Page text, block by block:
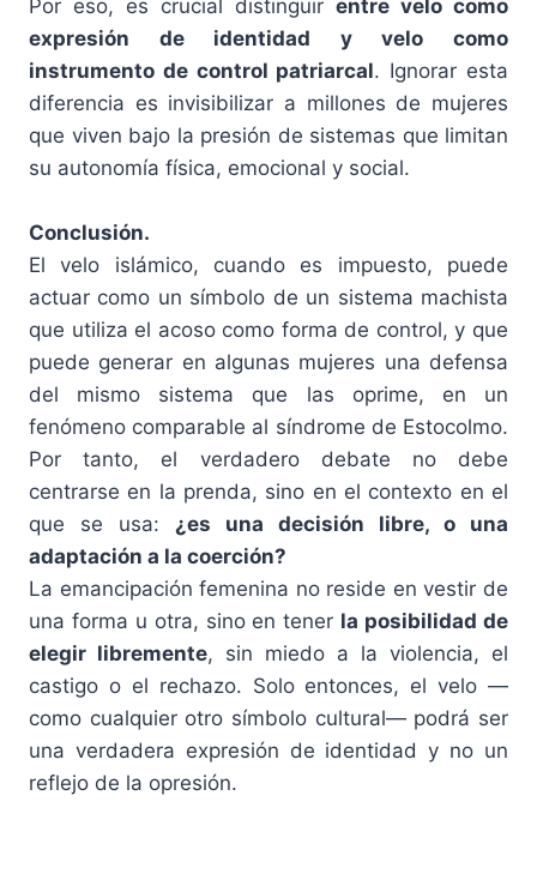
Por eso, es crucial distinguir entre velo como
expresión de identidad y velo como
instrumento de control patriarcal. Ignorar esta
diferencia es invisibilizar a millones de mujeres
que viven bajo la presión de sistemas que limitan
su autonomía física, emocional y social.
Conclusión.
El velo islámico, cuando es impuesto, puede
actuar como un símbolo de un sistema machista
que utiliza el acoso como forma de control, y que
puede generar en algunas mujeres una defensa
del mismo sistema que las oprime, en un
fenómeno comparable al síndrome de Estocolmo.
Por tanto, el verdadero debate no debe
centrarse en la prenda, sino en el contexto en el
que se usa: ¿es una decisión libre, o una
adaptación a la coerción?
La emancipación femenina no reside en vestir de
una forma u otra, sino en tener la posibilidad de
elegir libremente, sin miedo a la violencia, el
castigo o el rechazo. Solo entonces, el velo —
como cualquier otro símbolo cultural— podrá ser
una verdadera expresión de identidad y no un
reflejo de la opresión.